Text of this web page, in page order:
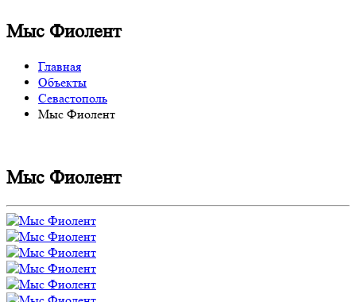
Мыс Фиолент
Главная
Объекты
Севастополь
Мыс Фиолент
Мыс Фиолент